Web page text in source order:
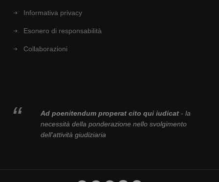
Informativa privacy
Esonero di responsabilità
Collaborazioni
Ad poenitendum properat cito qui iudicat- la
necessità della ponderazione nello svolgimento
dell'attività giudiziaria